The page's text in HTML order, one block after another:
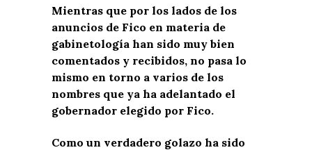
Mientras que por los lados de los
anuncios de Fico en materia de
gabinetología han sido muy bien
comentados y recibidos, no pasa lo
mismo en torno a varios de los
nombres que ya ha adelantado el
gobernador elegido por Fico.
Como un verdadero golazo ha sido